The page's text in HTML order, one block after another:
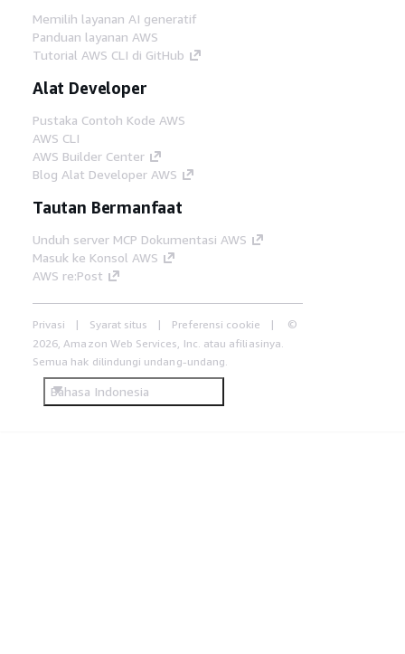
Memilih layanan AI generatif
Panduan layanan AWS
Tutorial AWS CLI di GitHub
Alat Developer
Pustaka Contoh Kode AWS
AWS CLI
AWS Builder Center
Blog Alat Developer AWS
Tautan Bermanfaat
Unduh server MCP Dokumentasi AWS
Masuk ke Konsol AWS
AWS re:Post
Privasi Syarat situs Preferensi cookie
©
2026, Amazon Web Services, Inc. atau afiliasinya.
Semua hak dilindungi undang-undang.
Bahasa Indonesia